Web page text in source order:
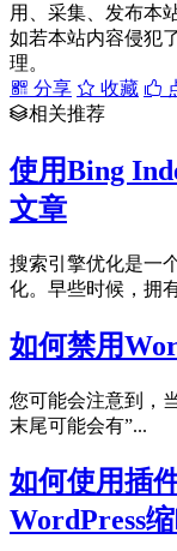
用、采集、发布本
如若本站内容侵犯
理。
分享
收藏
相关推荐
使用Bing
文章
搜索引擎优化是一
化。早些时候，拥
如何禁用
您可能会注意到，
末尾可能会有”...
如何使用插
WordPress